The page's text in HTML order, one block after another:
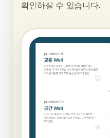
확인하실 수 있습니다.